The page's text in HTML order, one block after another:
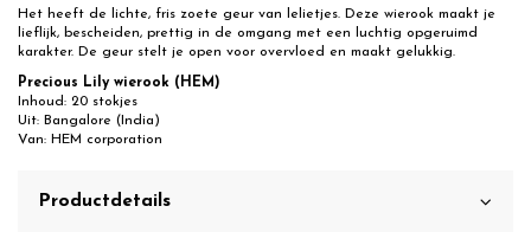
Het heeft de lichte, fris zoete geur van lelietjes. Deze wierook maakt je
lieflijk, bescheiden, prettig in de omgang met een luchtig opgeruimd
karakter. De geur stelt je open voor overvloed en maakt gelukkig.
Precious Lily wierook (HEM)
Inhoud: 20 stokjes
Uit: Bangalore (India)
Van: HEM corporation
Productdetails